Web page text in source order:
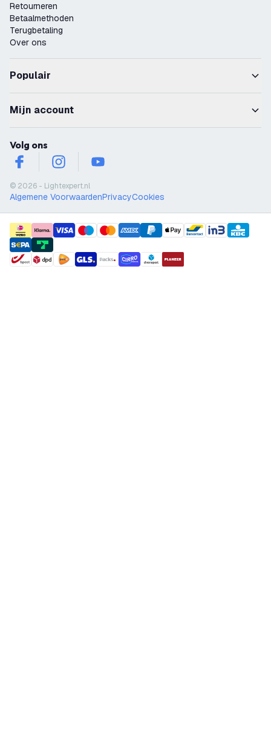
Retourneren
Betaalmethoden
Terugbetaling
Over ons
Populair
Mijn account
Volg ons
facebookinstagramyoutube
© 2026 - Lightexpert.nl
Algemene VoorwaardenPrivacyCookies
payment methods
shipment methods